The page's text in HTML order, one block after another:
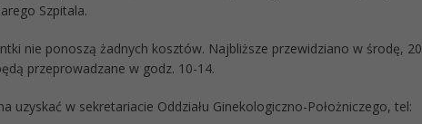
Szpitala.
nie ponoszą żadnych kosztów. Najbliższe przewidziano w środę, 20
przeprowadzane w godz. 10-14.
uzyskać w sekretariacie Oddziału Ginekologiczno-Położniczego, tel: